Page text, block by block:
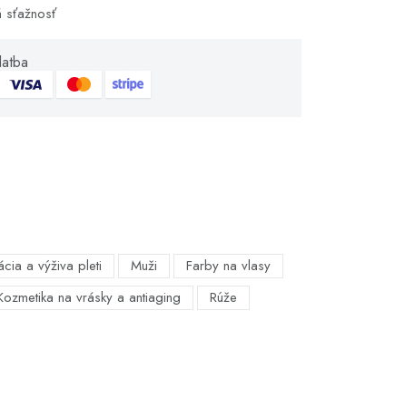
sťažnosť
a výživa pleti Muži
Farby na vlasy
na vrásky a antiaging
Rúže